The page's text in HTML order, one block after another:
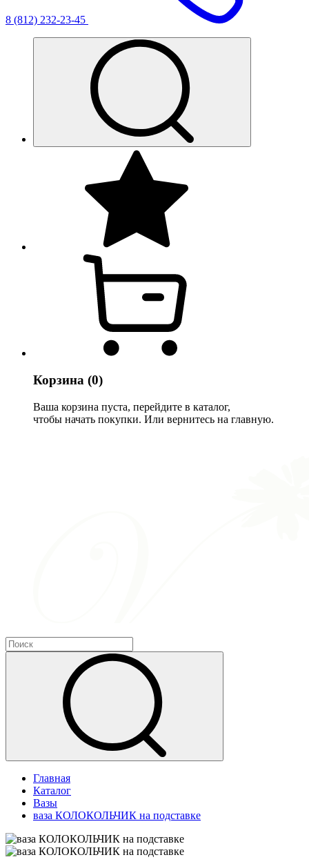
8 (812) 232-23-45
Корзина (0)
Ваша корзина пуста, перейдите в каталог,
чтобы начать покупки. Или вернитесь на главную.
Главная
Каталог
Вазы
ваза КОЛОКОЛЬЧИК на подставке